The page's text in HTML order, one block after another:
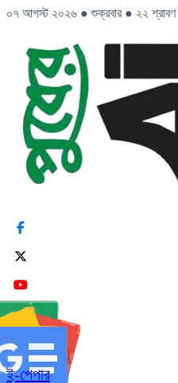
০৭ আগস্ট ২০২৬ ● শুক্রবার ● ২২
ই-পেপার